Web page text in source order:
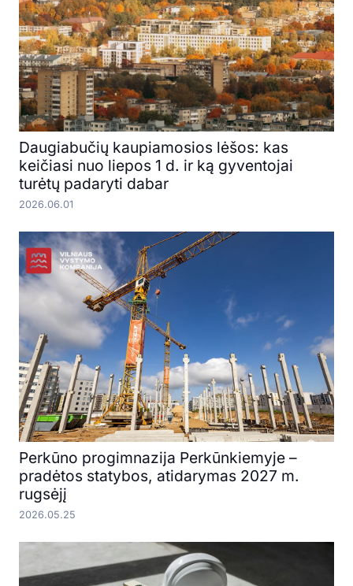
Daugiabučių kaupiamosios lėšos: kas
keičiasi nuo liepos 1 d. ir ką gyventojai
turėtų padaryti dabar
2026.06.01
Perkūno progimnazija Perkūnkiemyje –
pradėtos statybos, atidarymas 2027 m.
rugsėjį
2026.05.25